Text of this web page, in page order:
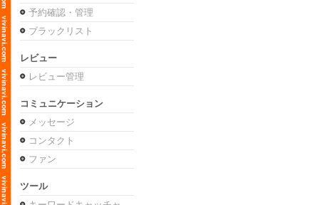
予約確認・管理
ブラックリスト
レビュー
レビュー管理
コミュニケーション
メッセージ
コンタクト
ファン
ツール